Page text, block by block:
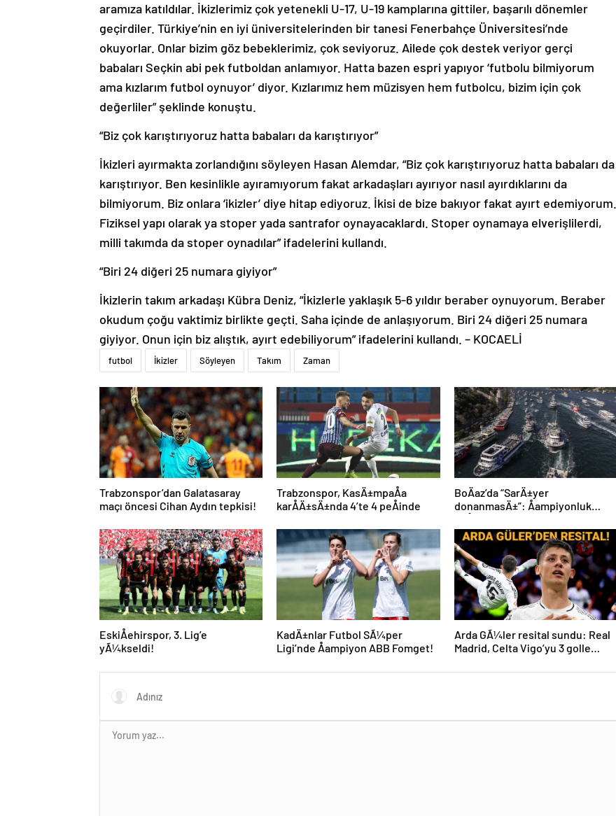
aramıza katıldılar. İkizlerimiz çok yetenekli U-17, U-19 kamplarına gittiler, başarılı dönemler
geçirdiler. Türkiye’nin en iyi üniversitelerinden bir tanesi Fenerbahçe Üniversitesi’nde
okuyorlar. Onlar bizim göz bebeklerimiz, çok seviyoruz. Ailede çok destek veriyor gerçi
babaları Seçkin abi pek futboldan anlamıyor. Hatta bazen espri yapıyor ‘futbolu bilmiyorum
ama kızlarım futbol oynuyor’ diyor. Kızlarımız hem müzisyen hem futbolcu, bizim için çok
değerliler” şeklinde konuştu.
“Biz çok karıştırıyoruz hatta babaları da karıştırıyor”
İkizleri ayırmakta zorlandığını söyleyen Hasan Alemdar, “Biz çok karıştırıyoruz hatta babaları da
karıştırıyor. Ben kesinlikle ayıramıyorum fakat arkadaşları ayırıyor nasıl ayırdıklarını da
bilmiyorum. Biz onlara ‘ikizler’ diye hitap ediyoruz. İkisi de bize bakıyor fakat ayırt edemiyorum.
Fiziksel yapı olarak ya stoper yada santrafor oynayacaklardı. Stoper oynamaya elverişlilerdi,
milli takımda da stoper oynadılar” ifadelerini kullandı.
“Biri 24 diğeri 25 numara giyiyor”
İkizlerin takım arkadaşı Kübra Deniz, “İkizlerle yaklaşık 5-6 yıldır beraber oynuyorum. Beraber
okudum çoğu vaktimiz birlikte geçti. Saha içinde de anlaşıyorum. Biri 24 diğeri 25 numara
giyiyor. Onun için biz alıştık, ayırt edebiliyorum” ifadelerini kullandı. – KOCAELİ
futbol İkizler Söyleyen Takım Zaman
Trabzonspor’dan Galatasaray
maçı öncesi Cihan Aydın tepkisi!
Trabzonspor, KasÄ±mpaÅa
karÅÄ±sÄ±nda 4’te 4 peÅinde
BoÄaz’da “SarÄ±yer
donanmasÄ±”: Åampiyonluk
EskiÅehirspor, 3. Lig’e
yÃ¼kseldi!
KadÄ±nlar Futbol SÃ¼per
Ligi’nde Åampiyon ABB Fomget!
Arda GÃ¼ler resital sundu: Real
Madrid, Celta Vigo’yu 3 golle